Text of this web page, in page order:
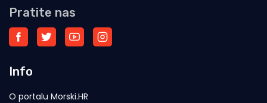
Pratite nas
Info
O portalu Morski.HR